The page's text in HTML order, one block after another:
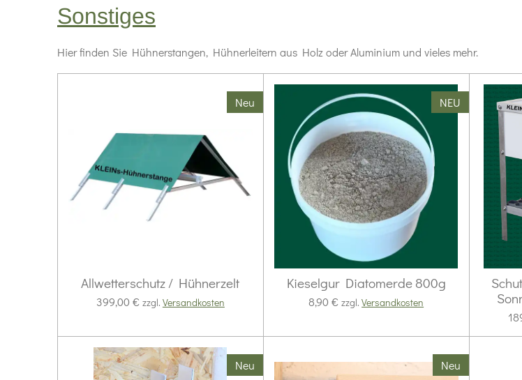
Sonstiges
Hier finden Sie Hühnerstangen, Hühnerleitern aus Holz oder Aluminium und vieles mehr.
Neu
Allwetterschutz / Hühnerzelt
399,00 € zzgl. Versandkosten
NEU
Kieselgur Diatomerde 800g
8,90 € zzgl.Versandkosten
Neu Neu